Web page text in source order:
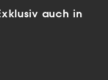
auch in